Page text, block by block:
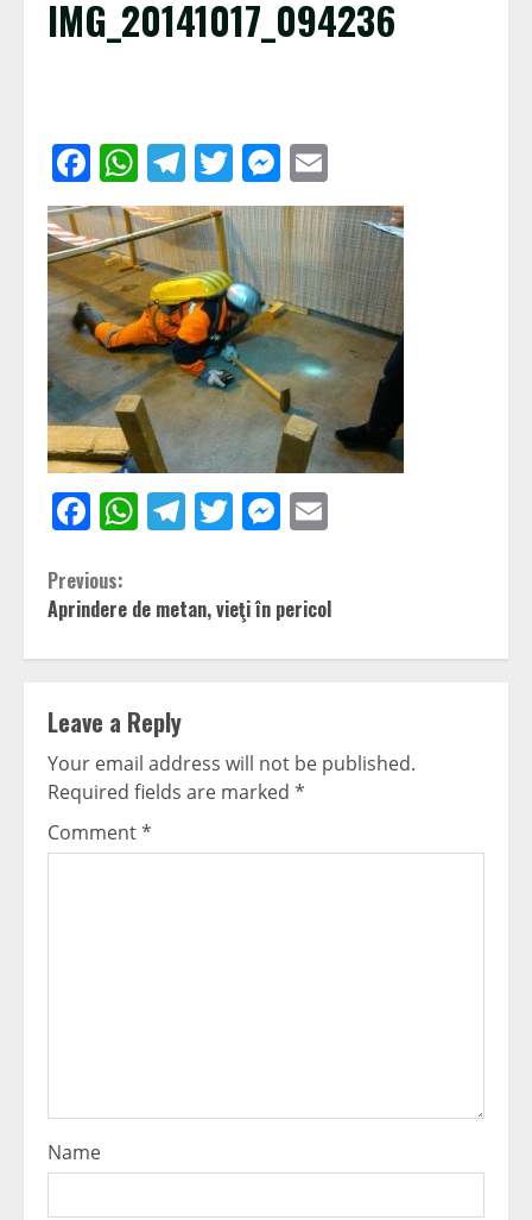
IMG_20141017_094236
Facebook
WhatsApp
Telegram
TwitterMessenger
Facebook
WhatsApp
Telegram
TwitterMessenger
Continue
Reading
Previous:
Aprindere de metan, vieţi în pericol
Leave a Reply
Your email address will not be published.
Required fields are marked *
Comment*
Name